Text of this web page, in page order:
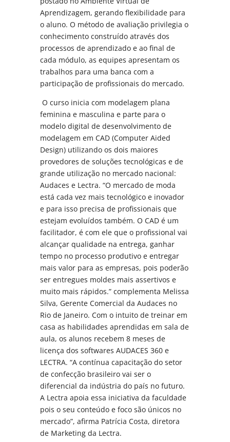
Aprendizagem, gerando flexibilidade para
o aluno. O método de avaliação privilegia o
conhecimento construído através dos
processos de aprendizado e ao final de
cada módulo, as equipes apresentam os
trabalhos para uma banca com a
participação de profissionais do mercado.
O curso inicia com modelagem plana
feminina e masculina e parte para o
modelo digital de desenvolvimento de
modelagem em CAD (Computer Aided
Design) utilizando os dois maiores
provedores de soluções tecnológicas e de
grande utilização no mercado nacional:
Audaces e Lectra. “O mercado de moda
está cada vez mais tecnológico e inovador
e para isso precisa de profissionais que
estejam evoluídos também. O CAD é um
facilitador, é com ele que o profissional vai
alcançar qualidade na entrega, ganhar
tempo no processo produtivo e entregar
mais valor para as empresas, pois poderão
ser entregues moldes mais assertivos e
muito mais rápidos.” complementa Melissa
Silva, Gerente Comercial da Audaces no
Rio de Janeiro. Com o intuito de treinar em
casa as habilidades aprendidas em sala de
aula, os alunos recebem 8 meses de
licença dos softwares AUDACES 360 e
LECTRA. “A contínua capacitação do setor
de confecção brasileiro vai ser o
diferencial da indústria do país no futuro.
A Lectra apoia essa iniciativa da faculdade
pois o seu conteúdo e foco são únicos no
mercado”, afirma Patrícia Costa, diretora
de Marketing da Lectra.